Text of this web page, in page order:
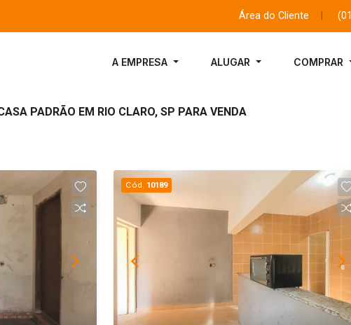
Área do Cliente
A EMPRESA ALUGAR COMPRAR
PADRÃO EM RIO CLARO, SP PARA VENDA
Cód. 10189